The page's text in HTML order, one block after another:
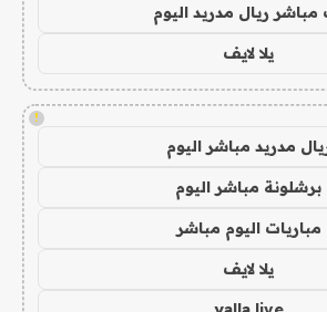
مباشر ريال مدريد اليوم
يلا لايف
!
مدريد مباشر اليوم
برشلونة مباشر اليوم
مباريات اليوم مباشر
يلا لايف